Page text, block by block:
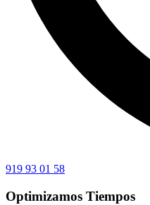
919 93 01 58
Optimizamos Tiempos